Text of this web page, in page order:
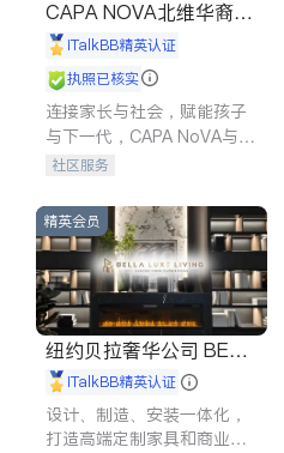
CAPA NOVA北维华裔家
长会iTalkBB精英认证
执照已核实
连接家长与社会，赋能孩子
与下一代，CAPA NoVA与您
携手建设包容、公平、充满
社区服务
精英会员
纽约贝拉奢华公司 BELL
A LUXE
iTalkBB精英认证
设计、制造、安装一体化，
打造高端定制家具和商业空